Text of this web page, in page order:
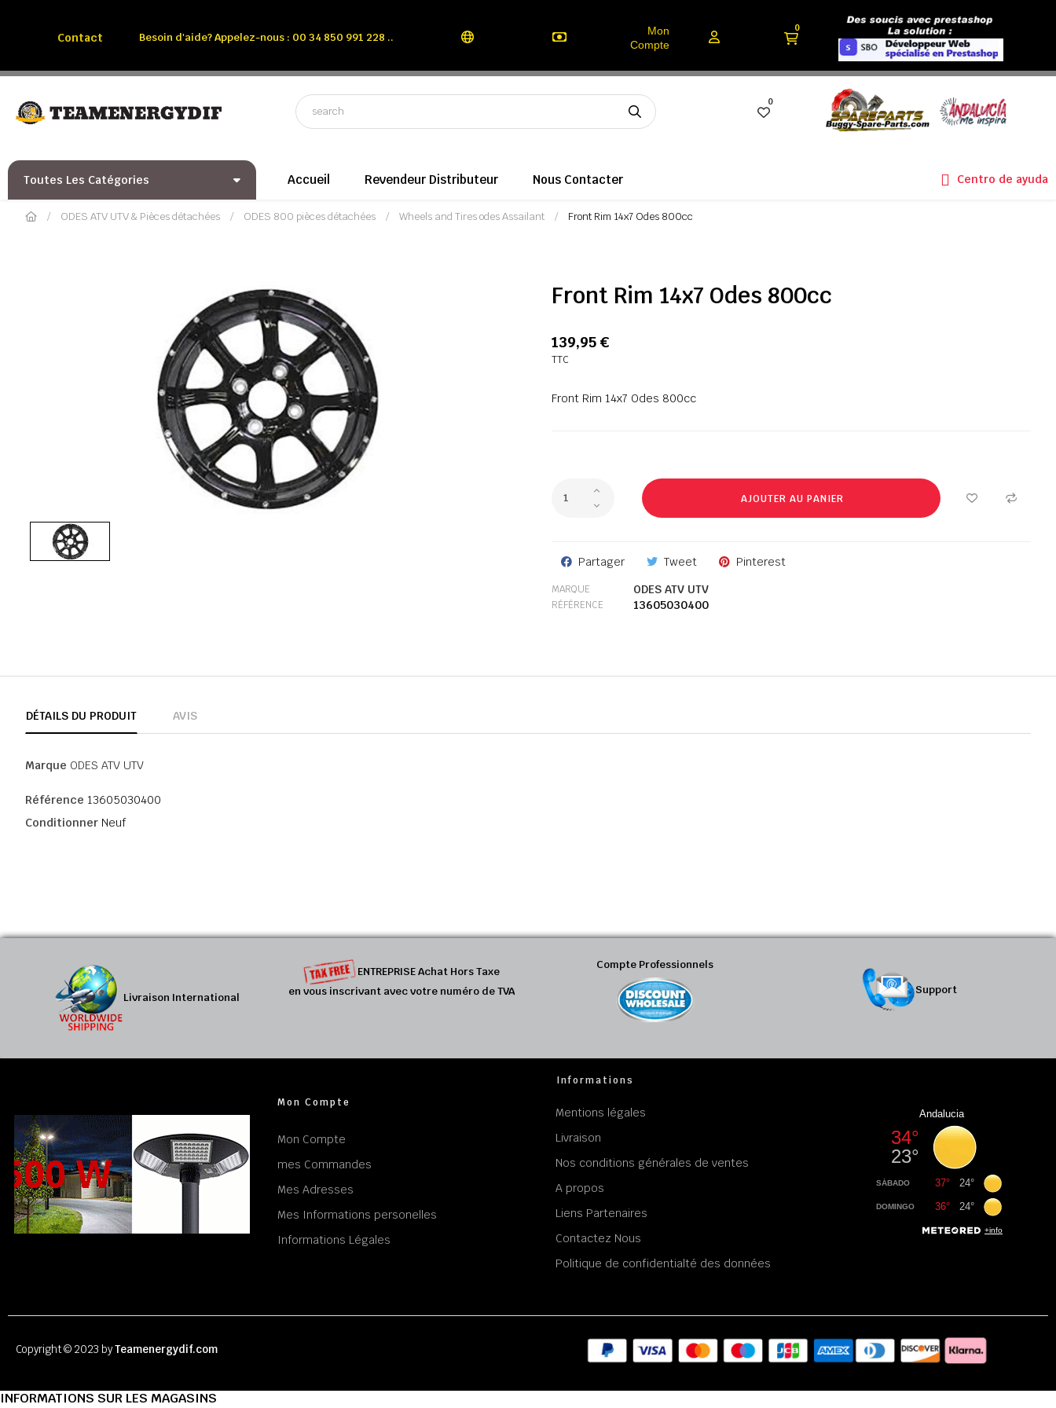
Contact Besoin d'aide? Appelez-nous : 00 34 850 991 228 ..
Mon
Compte
0
0
Toutes Les Catégories Accueil Revendeur Distributeur Nous Contacter Centro de ayuda
ODES ATV UTV & Pièces détachées ODES 800 pièces détachées Wheels and Tires odes Assailant Front Rim 14x7 Odes 800cc
Front Rim 14x7 Odes 800cc
139,95 €
TTC
Front Rim 14x7 Odes 800cc
AJOUTER AU PANIER
Partager Tweet Pinterest
MARQUE ODES ATV UTV
RÉFÉRENCE 13605030400
DÉTAILS DU PRODUIT AVIS
Marque ODES ATV UTV
Référence 13605030400
Conditionner Neuf
Livraison International
ENTREPRISE Achat Hors Taxe
en vous inscrivant avec votre numéro de TVA
Compte Professionnels
Support
Mon Compte
Mon Compte
mes Commandes
Mes Adresses
Mes Informations personelles
Informations Légales
Informations
Mentions légales
Livraison
Nos conditions générales de ventes
A propos
Liens Partenaires
Contactez Nous
Politique de confidentialté des données
Copyright © 2023 byTeamenergydif.com
INFORMATIONS SUR LES MAGASINS